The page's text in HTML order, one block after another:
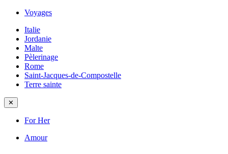
Voyages
Italie
Jordanie
Malte
Pèlerinage
Rome
Saint-Jacques-de-Compostelle
Terre sainte
✕
For Her
Amour